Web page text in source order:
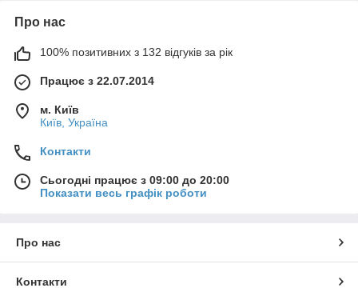
Про нас
100% позитивних з 132 відгуків за рік
Працює з 22.07.2014
м. Київ
Київ, Україна
Контакти
Сьогодні працює з 09:00 до 20:00
Показати весь графік роботи
Про нас
Контакти